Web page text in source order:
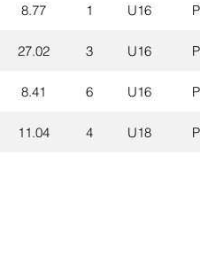
8.77 1 U16
27.02 3 U16
8.41 6 U16
11.04 4 U18